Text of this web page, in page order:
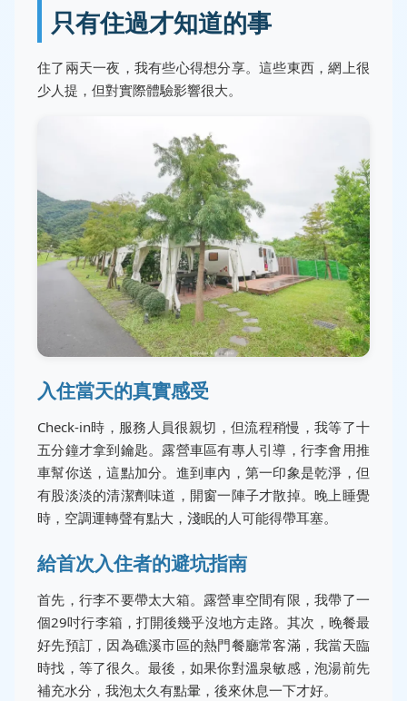
只有住過才知道的事
住了兩天一夜，我有些心得想分享。這些東西，網上很
少人提，但對實際體驗影響很大。
入住當天的真實感受
Check-in時，服務人員很親切，但流程稍慢，我等了十
五分鐘才拿到鑰匙。露營車區有專人引導，行李會用推
車幫你送，這點加分。進到車內，第一印象是乾淨，但
有股淡淡的清潔劑味道，開窗一陣子才散掉。晚上睡覺
時，空調運轉聲有點大，淺眠的人可能得帶耳塞。
給首次入住者的避坑指南
首先，行李不要帶太大箱。露營車空間有限，我帶了一
個29吋行李箱，打開後幾乎沒地方走路。其次，晚餐最
好先預訂，因為礁溪市區的熱門餐廳常客滿，我當天臨
時找，等了很久。最後，如果你對溫泉敏感，泡湯前先
補充水分，我泡太久有點暈，後來休息一下才好。